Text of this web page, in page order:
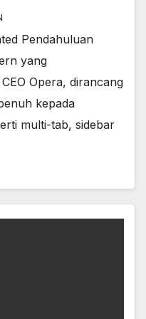
Pendahuluan
yang
Opera, dirancang
kepada
multi-tab, sidebar